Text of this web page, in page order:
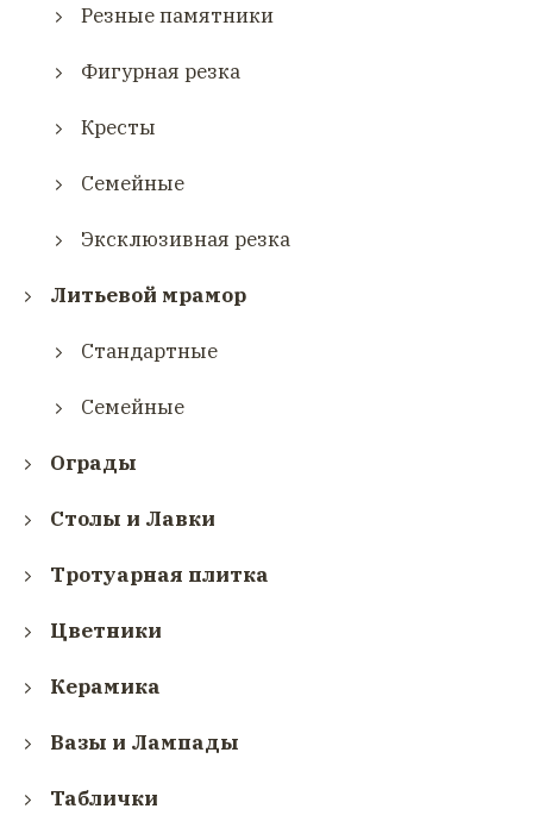
Резные памятники
Фигурная резка
Кресты
Семейные
Эксклюзивная резка
Литьевой мрамор
Стандартные
Семейные
Ограды
Столы и Лавки
Тротуарная плитка
Цветники
Керамика
Вазы и Лампады
Таблички